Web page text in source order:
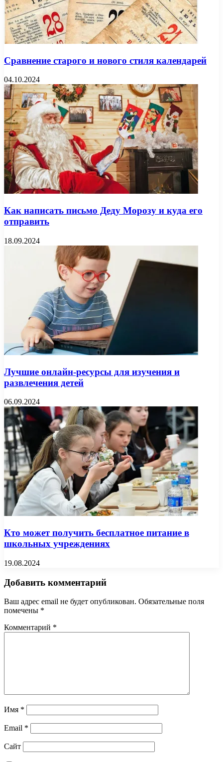
Сравнение старого и нового стиля календарей
04.10.2024
Как написать письмо Деду Морозу и куда его
отправить
18.09.2024
Лучшие онлайн-ресурсы для изучения и
развлечения детей
06.09.2024
Кто может получить бесплатное питание в
школьных учреждениях
19.08.2024
Добавить комментарий
Ваш адрес email не будет опубликован. Обязательные поля
помечены *
Комментарий *
Имя *
Email *
Сайт